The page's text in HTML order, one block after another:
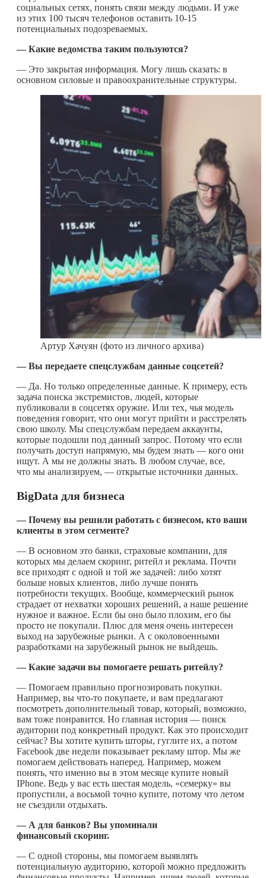
социальных сетях, понять связи между людьми. И уже
из этих 100 тысяч телефонов оставить 10-15
потенциальных подозреваемых.
— Какие ведомства таким пользуются?
— Это закрытая информация. Могу лишь сказать: в
основном силовые и правоохранительные структуры.
Артур Хачуян (фото из личного архива)
— Вы передаете спецслужбам данные соцсетей?
— Да. Но только определенные данные. К примеру, есть
задача поиска экстремистов, людей, которые
публиковали в соцсетях оружие. Или тех, чья модель
поведения говорит, что они могут прийти и расстрелять
свою школу. Мы спецслужбам передаем аккаунты,
которые подошли под данный запрос. Потому что если
получать доступ напрямую, мы будем знать — кого они
ищут. А мы не должны знать. В любом случае, все,
что мы анализируем, — открытые источники данных.
BigData для бизнеса
— Почему вы решили работать с бизнесом, кто ваши
клиенты в этом сегменте?
— В основном это банки, страховые компании, для
которых мы делаем скоринг, ритейл и реклама. Почти
все приходят с одной и той же задачей: либо хотят
больше новых клиентов, либо лучше понять
потребности текущих. Вообще, коммерческий рынок
страдает от нехватки хороших решений, а наше решение
нужное и важное. Если бы оно было плохим, его бы
просто не покупали. Плюс для меня очень интересен
выход на зарубежные рынки. А с околовоенными
разработками на зарубежный рынок не выйдешь.
— Какие задачи вы помогаете решать ритейлу?
— Помогаем правильно прогнозировать покупки.
Например, вы что-то покупаете, и вам предлагают
посмотреть дополнительный товар, который, возможно,
вам тоже понравится. Но главная история — поиск
аудитории под конкретный продукт. Как это происходит
сейчас? Вы хотите купить шторы, гуглите их, а потом
Facebook две недели показывает рекламу штор. Мы же
помогаем действовать наперед. Например, можем
понять, что именно вы в этом месяце купите новый
IPhone. Ведь у вас есть шестая модель, «семерку» вы
пропустили, а восьмой точно купите, потому что летом
не съездили отдыхать.
— А для банков? Вы упоминали
финансовый скоринг.
— С одной стороны, мы помогаем выявлять
потенциальную аудиторию, которой можно предложить